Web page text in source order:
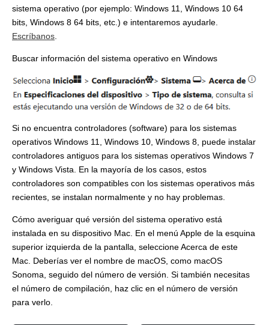
sistema operativo (por ejemplo: Windows 11, Windows 10 64
bits, Windows 8 64 bits, etc.) e intentaremos ayudarle.
Escríbanos
Buscar información del sistema operativo en Windows
Si no encuentra controladores (software) para los sistemas
operativos Windows 11, Windows 10, Windows 8, puede instalar
controladores antiguos para los sistemas operativos Windows 7
y Windows Vista. En la mayoría de los casos, estos
controladores son compatibles con los sistemas operativos más
recientes, se instalan normalmente y no hay problemas.
Cómo averiguar qué versión del sistema operativo está
instalada en su dispositivo Mac. En el menú Apple de la esquina
superior izquierda de la pantalla, seleccione Acerca de este
Mac. Deberías ver el nombre de macOS, como macOS
Sonoma, seguido del número de versión. Si también necesitas
el número de compilación, haz clic en el número de versión
para verlo.